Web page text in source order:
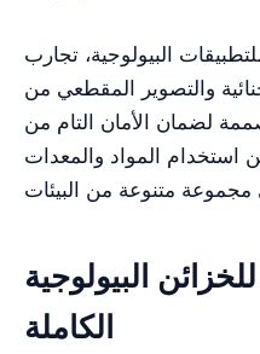
البيولوجية، تجارب
والتصوير المقطعي من
لضمان الأمان التام من
استخدام المواد والمعدات
البيولوجية
الكاملة